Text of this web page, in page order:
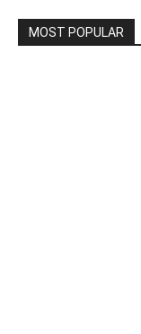
MOST POPULAR